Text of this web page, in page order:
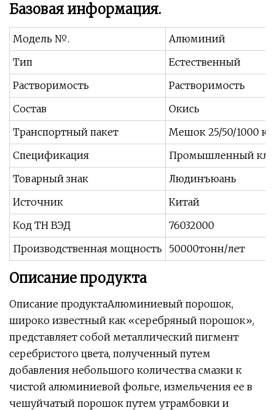
Базовая информация.
Модель №.
Алюминий
Тип
Естественный
Растворимость
Растворимость
Состав
Окись
Транспортный пакет
Мешок 25/50/1000 кг
Спецификация
Промышленный
Товарный знак
Людинъюань
Источник
Китай
Код ТН ВЭД
76032000
Производственная мощность
50000тонн/лет
Описание продукта
Описание продуктаАлюминиевый порошок,
широко известный как «серебряный порошок»,
представляет собой металлический пигмент
серебристого цвета, полученный путем
добавления небольшого количества смазки к
чистой алюминиевой фольге, измельчения ее в
чешуйчатый порошок путем утрамбовки и